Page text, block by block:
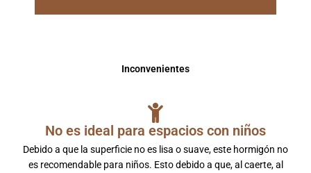
Inconvenientes
No es ideal para espacios con niños
Debido a que la superficie no es lisa o suave, este hormigón no
es recomendable para niños. Esto debido a que, al caerte, al